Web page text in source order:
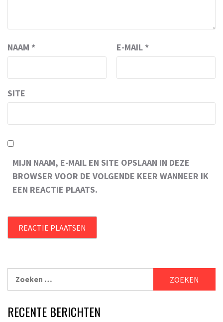
NAAM * E-MAIL *
SITE
MIJN NAAM, E-MAIL EN SITE OPSLAAN IN DEZE
BROWSER VOOR DE VOLGENDE KEER WANNEER IK
EEN REACTIE PLAATS.
RECENTE BERICHTEN